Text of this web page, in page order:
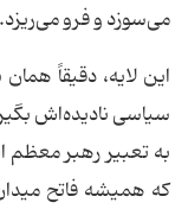
می‌سوزد و فرو می‌ریزد.
این لایه، دقیقاً
سیاسی نادیده‌اش
به تعبیر رهبر معظم
که همیشه فاتح